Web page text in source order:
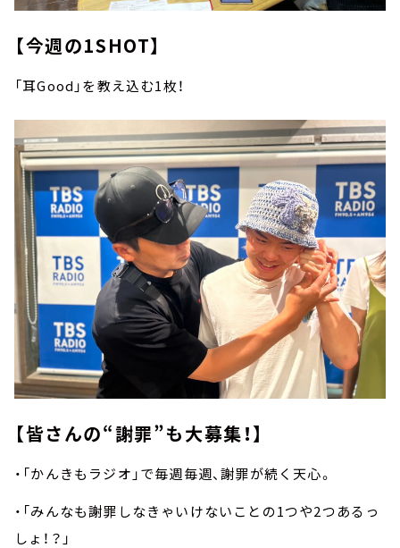
【今週の1SHOT】
「耳Good」を教え込む1枚！
【皆さんの“謝罪”も大募集！】
・「かんきもラジオ」で毎週毎週、謝罪が続く天心。
・「みんなも謝罪しなきゃいけないことの1つや2つあるっ
しょ！？」